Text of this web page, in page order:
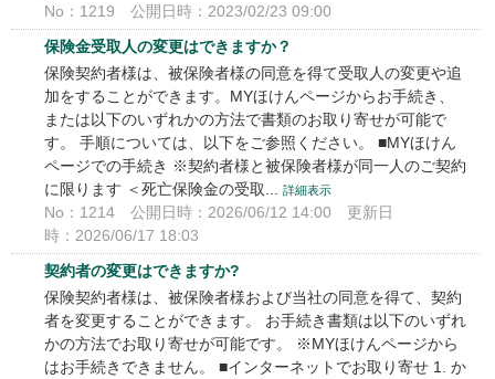
No：1219
公開日時：2023/02/23 09:00
保険金受取人の変更はできますか？
保険契約者様は、被保険者様の同意を得て受取人の変更や追
加をすることができます。MYほけんページからお手続き、
または以下のいずれかの方法で書類のお取り寄せが可能で
す。 手順については、以下をご参照ください。 ■MYほけん
ページでの手続き ※契約者様と被保険者様が同一人のご契約
に限ります ＜死亡保険金の受取...
詳細表示
No：1214 公開日時：2026/06/12 14:00
更新日
時：2026/06/17 18:03
契約者の変更はできますか?
保険契約者様は、被保険者様および当社の同意を得て、契約
者を変更することができます。 お手続き書類は以下のいずれ
かの方法でお取り寄せが可能です。 ※MYほけんページから
はお手続きできません。 ■インターネットでお取り寄せ 1. か